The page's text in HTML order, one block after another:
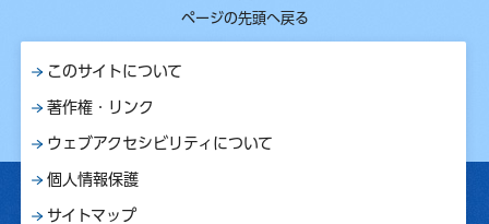
ページの先頭へ戻る
このサイトについて
著作権・リンク
ウェブアクセシビリティについて
個人情報保護
サイトマップ